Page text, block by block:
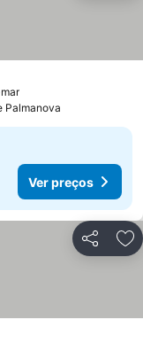
Palmanova
Ver preços
Partilhar